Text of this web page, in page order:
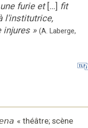
furie et [...] fit
l'institutrice,
injures » (A. Laberge,
« théâtre; scène